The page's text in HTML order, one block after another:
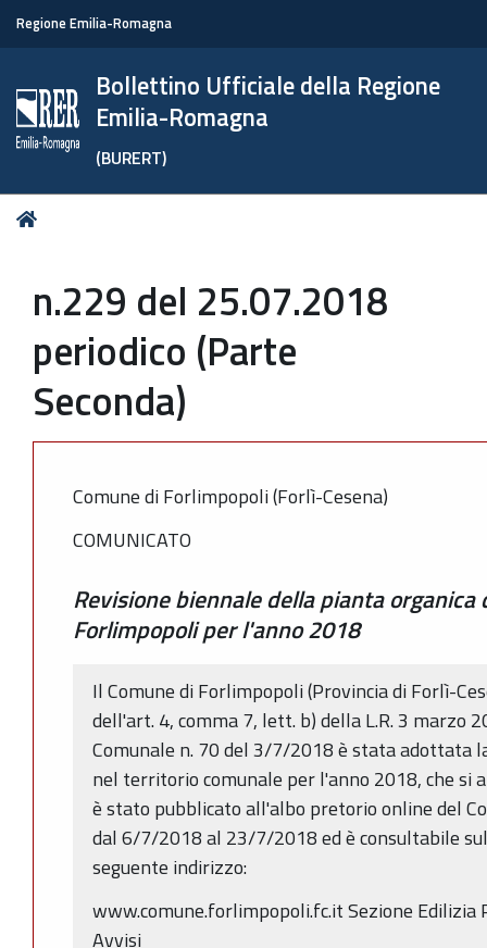
Regione Emilia-Romagna
Bollettino Ufficiale della Regione
Emilia-Romagna
(BURERT)
Tu
n.229 del 25.07.2018
periodico (Parte
Seconda)
Comune di Forlimpopoli (Forlì-Cesena)
COMUNICATO
Revisione biennale della pianta
Forlimpopoli per l'anno 2018
Il Comune di Forlimpopoli (Provincia di Forlì-
dell'art. 4, comma 7, lett. b) della L.R. 3 marzo
Comunale n. 70 del 3/7/2018 è stata adottata
nel territorio comunale per l'anno 2018, che si
è stato pubblicato all'albo pretorio online del
dal 6/7/2018 al 23/7/2018 ed è consultabile
seguente indirizzo:
www.comune.forlimpopoli.fc.it Sezione
Avvisi